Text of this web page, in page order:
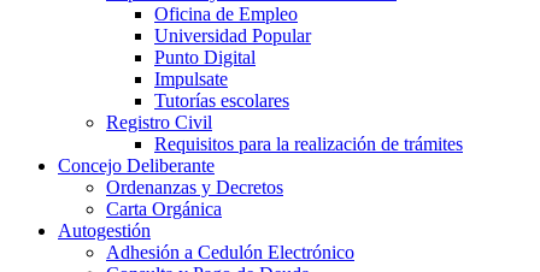
Oficina de Empleo
Universidad Popular
Punto Digital
Impulsate
Tutorías escolares
Registro Civil
Requisitos para la realización de trámites
Concejo Deliberante
Ordenanzas y Decretos
Carta Orgánica
Autogestión
Adhesión a Cedulón Electrónico